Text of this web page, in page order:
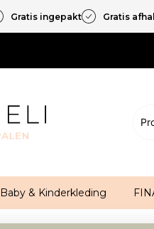
Gratis ingepakt Gratis
Baby & Kinderkleding